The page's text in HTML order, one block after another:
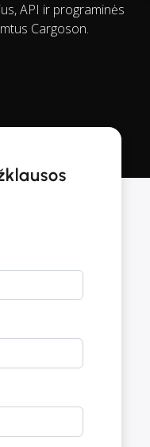
API ir programinės
Cargoson.